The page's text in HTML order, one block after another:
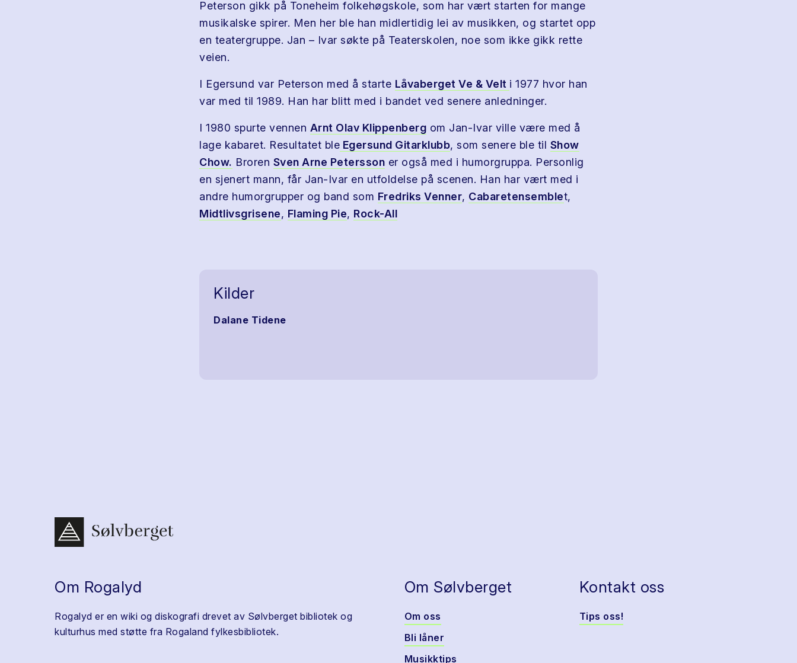
Peterson gikk på Toneheim folkehøgskole, som har vært starten for mange
musikalske spirer. Men her ble han midlertidig lei av musikken, og startet opp
en teatergruppe. Jan – Ivar søkte på Teaterskolen, noe som ikke gikk rette
veien.
I Egersund var Peterson med å starte Låvaberget Ve & Velt i 1977 hvor han
var med til 1989. Han har blitt med i bandet ved senere anledninger.
I 1980 spurte vennen Arnt Olav Klippenberg om Jan-Ivar ville være med å
lage kabaret. Resultatet ble Egersund Gitarklubb, som senere ble til Show
Chow. Broren Sven Arne Petersson er også med i humorgruppa. Personlig
en sjenert mann, får Jan-Ivar en utfoldelse på scenen. Han har vært med i
andre humorgrupper og band som Fredriks Venner, Cabaretensemblet,
Midtlivsgrisene, Flaming Pie, Rock-All
Kilder
Dalane Tidene
Om Rogalyd
Rogalyd er en wiki og diskografi drevet av Sølvberget bibliotek og
kulturhus med støtte fra Rogaland fylkesbibliotek.
Om Sølvberget
Om oss
Bli låner
Musikktips
Kontakt oss
Tips oss!